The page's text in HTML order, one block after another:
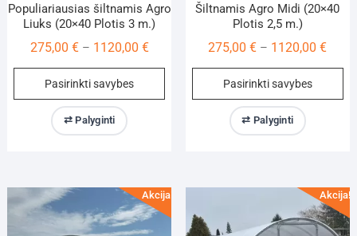
Populiariausias šiltnamis Agro
Liuks (20×40 Plotis 3 m.)
275,00 € – 1120,00 €Price
range:
through
Pasirinkti savybes
This
options
⇄ Palyginti
Šiltnamis Agro Midi (20×40
Plotis 2,5 m.)
275,00€ – 1120,00€Price
Pasirinkti savybes
be
⇄ Palyginti
Akcija! Akcija!